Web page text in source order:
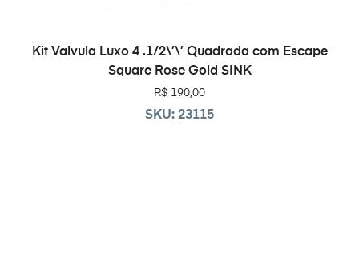
LEIA MAIS
Kit Valvula Luxo 4 .1/2\’\’ Quadrada com Escape
Square Rose Gold SINK
R$ 190,00
SKU: 23115